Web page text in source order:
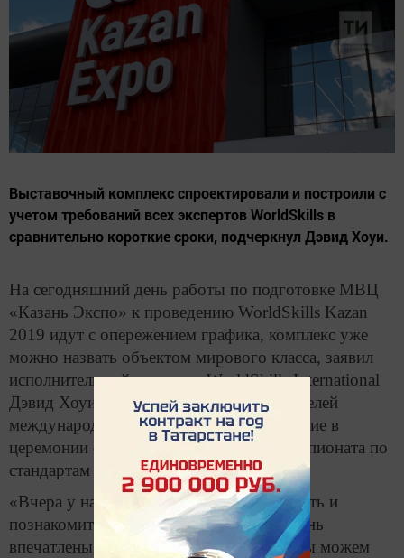
Выставочный комплекс спроектировали и построили с
учетом требований всех экспертов WorldSkills в
сравнительно короткие сроки, подчеркнул Дэвид Хоуи.
На сегодняшний день работы по подготовке МВЦ
«Казань Экспо» к проведению WorldSkills Kazan
2019 идут с опережением графика, комплекс уже
можно назвать объектом мирового класса, заявил
исполнительный директор WorldSkills International
Дэвид Хоуи. Сегодня один из руководителей
международного движения принял участие в
церемонии открытия Регионального чемпионата по
стандартам WorldSkills.
«Вчера у нас была возможность осмотреть и
познакомиться с объектом, мы были очень
впечатлены, наблюдая за прогрессом. Мы можем